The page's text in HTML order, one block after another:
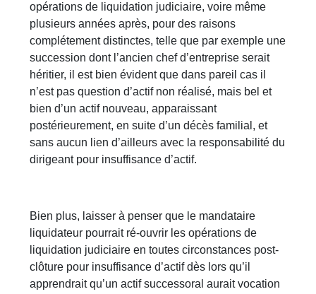
opérations de liquidation judiciaire, voire même
plusieurs années après, pour des raisons
complétement distinctes, telle que par exemple une
succession dont l’ancien chef d’entreprise serait
héritier, il est bien évident que dans pareil cas il
n’est pas question d’actif non réalisé, mais bel et
bien d’un actif nouveau, apparaissant
postérieurement, en suite d’un décès familial, et
sans aucun lien d’ailleurs avec la responsabilité du
dirigeant pour insuffisance d’actif.
Bien plus, laisser à penser que le mandataire
liquidateur pourrait ré-ouvrir les opérations de
liquidation judiciaire en toutes circonstances post-
clôture pour insuffisance d’actif dès lors qu’il
apprendrait qu’un actif successoral aurait vocation